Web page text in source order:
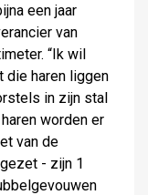
een jaar
van
“Ik wil
die haren liggen
in zijn stal
worden er
van de
- zijn 1